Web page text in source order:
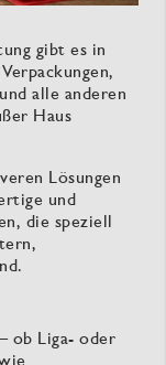
gibt es in
alle anderen
Haus
Lösungen
und
die speziell
ob Liga- oder